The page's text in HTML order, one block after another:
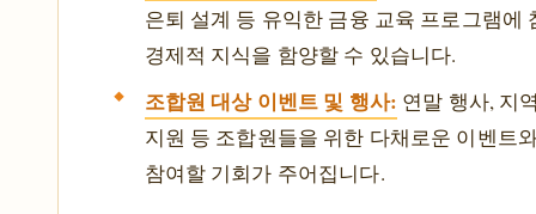
은퇴 설계 등 유익한 금융 교육 프로그램에
경제적 지식을 함양할 수 있습니다.
조합원 대상 이벤트 및 행사: 연말 행사, 지
지원 등 조합원들을 위한 다채로운 이벤트
참여할 기회가 주어집니다.